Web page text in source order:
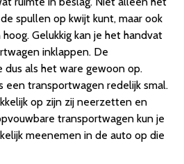
spullen op kwijt kunt, maar ook
Gelukkig kan je het handvat
inklappen. De
als het ware gewoon op.
een transportwagen redelijk smal.
op zijn zij neerzetten en
transportwagen kun je
meenemen in de auto op die